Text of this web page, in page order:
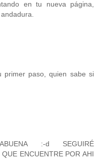
en tu nueva página,
primer paso, quien sabe si
:-d SEGUIRÉ
ENCUENTRE POR AHI